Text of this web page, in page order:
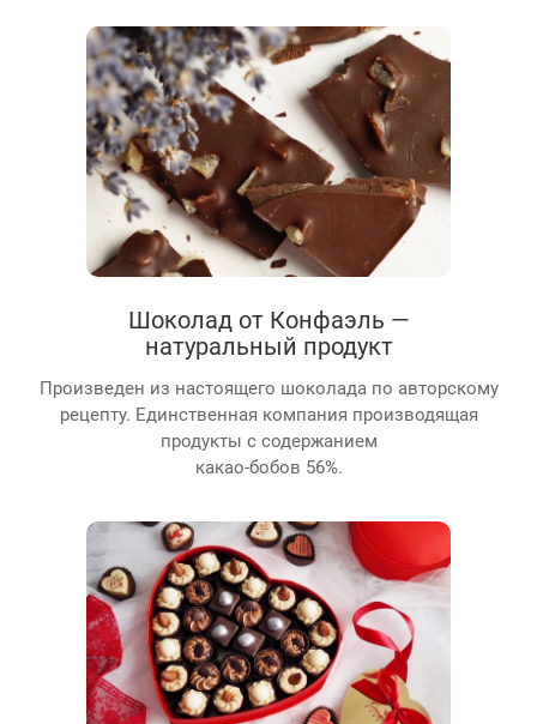
Шоколад от Конфаэль —
натуральный продукт
Произведен из настоящего шоколада по авторскому
рецепту. Единственная компания производящая
продукты с содержанием
какао-бобов 56%.